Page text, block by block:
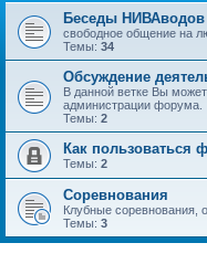
Беседы НИВАводов
свободное общение на
Темы: 34
Обсуждение
В данной ветке Вы
администрации форума.
Темы: 2
Как пользоваться
Темы: 2
Соревнования
Клубные соревнования,
Темы: 3